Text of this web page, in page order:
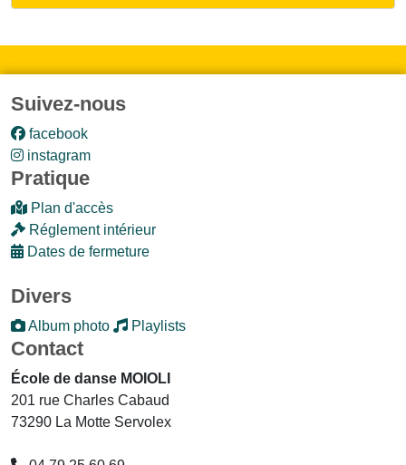
Suivez-nous
facebook
instagram
Pratique
Plan d'accès
Réglement intérieur
Dates de fermeture
Divers
Album photo Playlists
Contact
École de danse MOIOLI
201 rue Charles Cabaud
73290 La Motte Servolex